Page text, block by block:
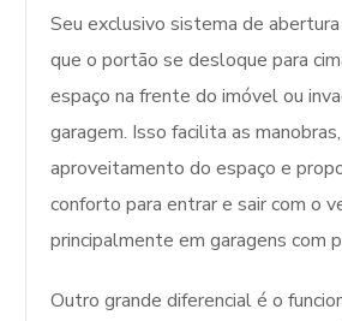
Seu exclusivo sistema de
que o portão se desloque para
espaço na frente do imóvel ou
garagem. Isso facilita as
aproveitamento do espaço e
conforto para entrar e sair com o
principalmente em garagens com
Outro grande diferencial é o